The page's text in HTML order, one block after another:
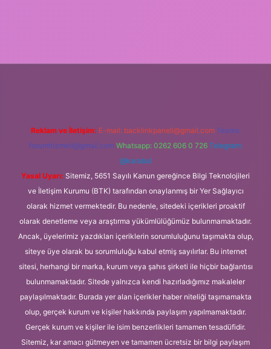
Reklam ve İletişim: E-mail: backlinkpaneli@gmail.com Teams:
forumhizmeti@gmail.com Whatsapp: 0262 606 0 726 Telegram:
@karabul
Yasal Uyarı: Sitemiz, 5651 Sayılı Kanun gereğince Bilgi Teknolojileri
ve İletişim Kurumu (BTK) tarafından onaylanmış bir Yer Sağlayıcı
olarak hizmet vermektedir. Bu nedenle, sitedeki içerikleri proaktif
olarak denetleme veya araştırma yükümlülüğümüz bulunmamaktadır.
Ancak, üyelerimiz yazdıkları içeriklerin sorumluluğunu taşımakta olup,
siteye üye olarak bu sorumluluğu kabul etmiş sayılırlar. Bu internet
sitesi, herhangi bir marka, kurum veya şahıs şirketi ile hiçbir bağlantısı
bulunmamaktadır. Sitede yalnızca kendi hazırladığımız makaleler
paylaşılmaktadır. Burada yer alan içerikler haber niteliği taşımamakta
olup, gerçek kurum ve kişiler hakkında paylaşım yapılmamaktadır.
Gerçek kurum ve kişiler ile isim benzerlikleri tamamen tesadüfidir.
Sitemiz, kar amacı gütmeyen ve tamamen ücretsiz bir bilgi paylaşım